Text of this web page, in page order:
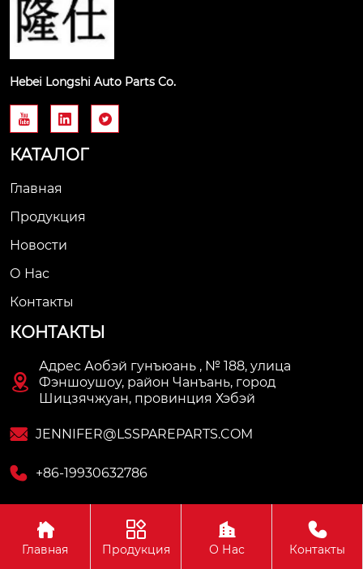
Hebei Longshi Auto Parts Co.
  
КАТАЛОГ
Главная
Продукция
Новости
О Нас
Контакты
КОНТАКТЫ

Адрес Аобэй гунъюань , № 188, улица
Фэншоушоу, район Чанъань, город
Шицзячжуан, провинция Хэбэй
 JENNIFER@LSSPAREPARTS.COM
 +86-19930632786
Copyright © Hebei Longshi Auto Parts Co., Ltd.

Главная

Продукция

О Нас

Контакты